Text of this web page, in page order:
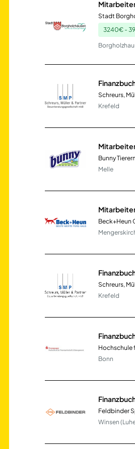
Stadt
3240€ -
Krefeld
Bunny
Melle
Beck+Heun
Krefeld
Bonn
Winsen